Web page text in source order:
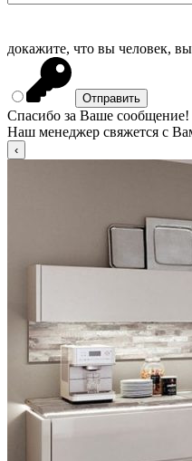
докажите, что вы человек,
Спасибо за Ваше сообщение!
Наш менеджер свяжется с